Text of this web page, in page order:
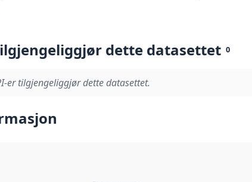
dette datasettet 0
er tilgjengeliggjør dette datasettet.